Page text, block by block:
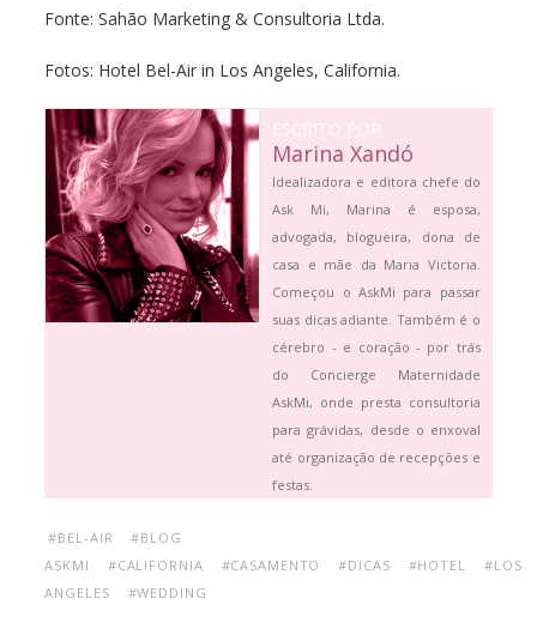
Fonte: Sahão Marketing & Consultoria Ltda.
Fotos: Hotel Bel-Air in Los Angeles, California.
ESCRITO POR
Marina Xandó
Idealizadora e editora chefe do
Ask Mi, Marina é esposa,
advogada, blogueira, dona de
casa e mãe da Maria Victoria.
Começou o AskMi para passar
suas dicas adiante. Também é o
cérebro - e coração - por trás
do Concierge Maternidade
AskMi, onde presta consultoria
para grávidas, desde o enxoval
até organização de recepções e
festas.
#BEL-AIR
#BLOG
ASKMI
#CALIFORNIA #CASAMENTO #DICAS #HOTEL
#LOS
ANGELES
#WEDDING